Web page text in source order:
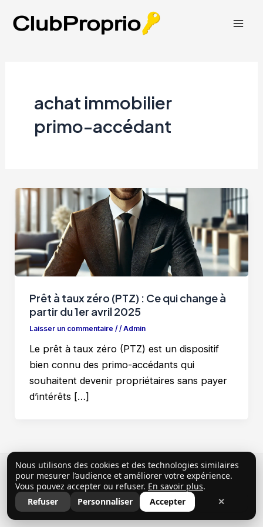
achat immobilier
primo-accédant
Prêt à taux zéro (PTZ) : Ce qui change à
partir du 1er avril 2025
Laisser un commentaire / / Admin
Le prêt à taux zéro (PTZ) est un dispositif
bien connu des primo-accédants qui
souhaitent devenir propriétaires sans payer
d’intérêts […]
Copyright © 2026 ClubProprio |Politique de
confidentialité|Conditions Générales d’Utilisation
Mentions légales
Nous utilisons des cookies et des technologies similaires
pour mesurer l’audience et améliorer votre expérience.
Vous pouvez accepter ou refuser. En savoir plus.
Refuser
Personnaliser Accepter ✕